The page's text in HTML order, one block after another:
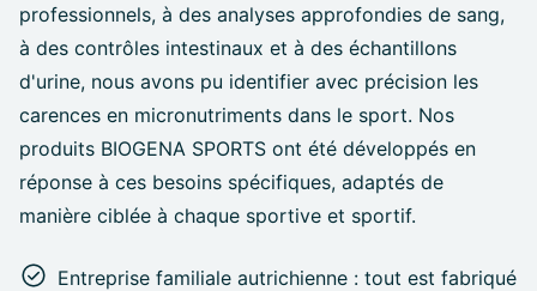
professionnels, à des analyses approfondies de sang,
à des contrôles intestinaux et à des échantillons
d'urine, nous avons pu identifier avec précision les
carences en micronutriments dans le sport. Nos
produits BIOGENA SPORTS ont été développés en
réponse à ces besoins spécifiques, adaptés de
manière ciblée à chaque sportive et sportif.
Entreprise familiale autrichienne : tout est fabriqué